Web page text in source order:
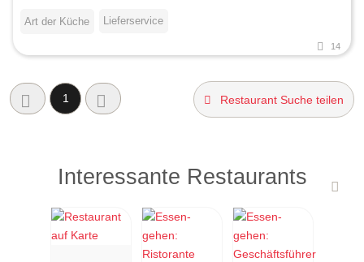
Art der Küche Lieferservice
14
1 Restaurant Suche teilen
Interessante Restaurants